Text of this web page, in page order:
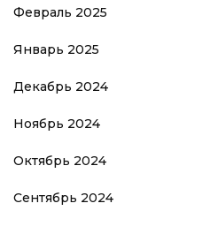
Февраль 2025
Январь 2025
Декабрь 2024
Ноябрь 2024
Октябрь 2024
Сентябрь 2024